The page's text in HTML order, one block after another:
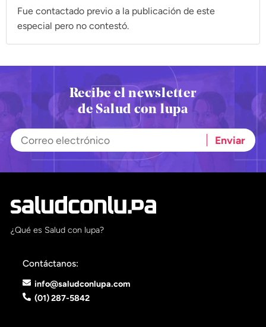
Fue contactado previo a la publicación de este
especial pero no contestó.
Recibe el newsletter
de Salud con lupa
¿Qué es Salud con lupa?
Contáctanos:
info@saludconlupa.com
(01) 287-5842